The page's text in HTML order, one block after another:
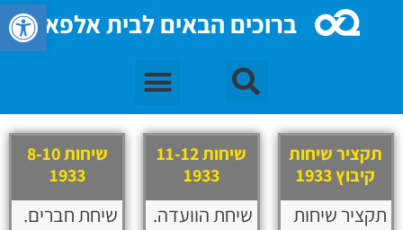
פתח ברוכים הבאים לבית אלפא
תקציר שיחות
קיבוץ 1933
תקציר שיחות
שיחות 11-12
1933
שיחת הוועדה.
שיחות 8-10
1933
שיחת חברים.